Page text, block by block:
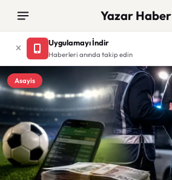
Yazar Haber
Uygulamayı İndir
Haberleri anında takip edin
Asayis